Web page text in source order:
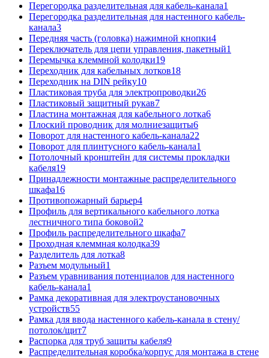
Перегородка разделительная для кабель-канала1
Перегородка разделительная для настенного кабель-
канала3
Передняя часть (головка) нажимной кнопки4
Переключатель для цепи управления, пакетный1
Перемычка клеммной колодки19
Переходник для кабельных лотков18
Переходник на DIN рейку10
Пластиковая труба для электропроводки26
Пластиковый защитный рукав7
Пластина монтажная для кабельного лотка6
Плоский проводник для молниезащиты6
Поворот для настенного кабель-канала22
Поворот для плинтусного кабель-канала1
Потолочный кронштейн для системы прокладки
кабеля19
Принадлежности монтажные распределительного
шкафа16
Противопожарный барьер4
Профиль для вертикального кабельного лотка
лестничного типа боковой2
Профиль распределительного шкафа7
Проходная клеммная колодка39
Разделитель для лотка8
Разъем модульный1
Разъем уравнивания потенциалов для настенного
кабель-канала1
Рамка декоративная для электроустановочных
устройств55
Рамка для ввода настенного кабель-канала в стену/
потолок/щит7
Распорка для труб защиты кабеля9
Распределительная коробка/корпус для монтажа в стене